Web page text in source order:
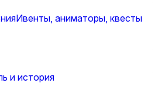
Ивенты, аниматоры, квесты
и история